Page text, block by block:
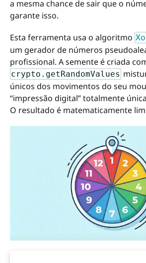
a mesma chance de sair que o
garante isso.
Esta ferramenta usa o algoritmo
um gerador de números
profissional. A semente é criada
crypto.getRandomValues
únicos dos movimentos do seu
“impressão digital” totalmente
O resultado é matematicamente